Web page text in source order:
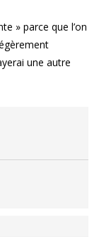
» parce que l’on
une autre